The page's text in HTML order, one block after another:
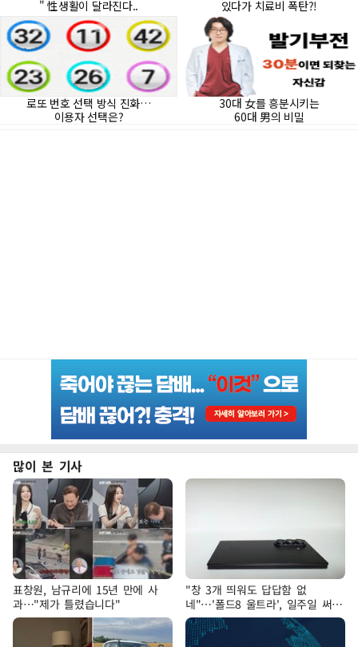
많이 본 기사
표창원, 남규리에 15년 만에 사
과…"제가 틀렸습니다"
"창 3개 띄워도 답답함 없
네"…'폴드8 울트라', 일주일 써보
니